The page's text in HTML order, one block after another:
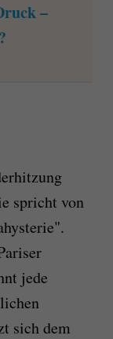
–
spricht von
jede
sich dem